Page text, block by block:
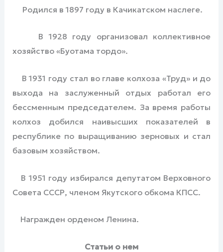
Родился в 1897 году в Качикатском наслеге.
В 1928 году организовал коллективное
хозяйство «Буотама тордо».
В 1931 году стал во главе колхоза «Труд» и до
выхода на заслуженный отдых работал его
бессменным председателем. За время работы
колхоз добился наивысших показателей в
республике по выращиванию зерновых и стал
базовым хозяйством.
В 1951 году избирался депутатом Верховного
Совета СССР, членом Якутского обкома КПСС.
Награжден орденом Ленина.
Статьи о нем